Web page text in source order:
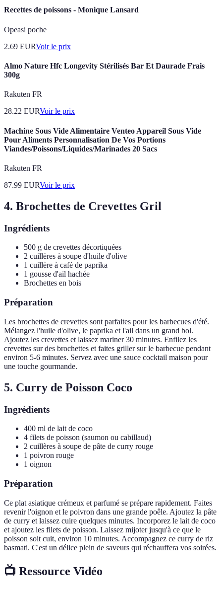
Recettes de poissons - Monique Lansard
Opeasi poche
2.69 EURVoir le prix
Almo Nature Hfc Longevity Stérilisés Bar Et Daurade Frais
300g
Rakuten FR
28.22 EURVoir le prix
Machine Sous Vide Alimentaire Venteo Appareil Sous Vide
Pour Aliments Personnalisation De Vos Portions
Viandes/Poissons/Liquides/Marinades 20 Sacs
Rakuten FR
87.99 EURVoir le prix
4. Brochettes de Crevettes Gril
Ingrédients
500 g de crevettes décortiquées
2 cuillères à soupe d'huile d'olive
1 cuillère à café de paprika
1 gousse d'ail hachée
Brochettes en bois
Préparation
Les brochettes de crevettes sont parfaites pour les barbecues d'été.
Mélangez l'huile d'olive, le paprika et l'ail dans un grand bol.
Ajoutez les crevettes et laissez mariner 30 minutes. Enfilez les
crevettes sur des brochettes et faites griller sur le barbecue pendant
environ 5-6 minutes. Servez avec une sauce cocktail maison pour
une touche gourmande.
5. Curry de Poisson Coco
Ingrédients
400 ml de lait de coco
4 filets de poisson (saumon ou cabillaud)
2 cuillères à soupe de pâte de curry rouge
1 poivron rouge
1 oignon
Préparation
Ce plat asiatique crémeux et parfumé se prépare rapidement. Faites
revenir l'oignon et le poivron dans une grande poêle. Ajoutez la pâte
de curry et laissez cuire quelques minutes. Incorporez le lait de coco
et ajoutez les filets de poisson. Laissez mijoter jusqu'à ce que le
poisson soit cuit, environ 10 minutes. Accompagnez ce curry de riz
basmati. C'est un délice plein de saveurs qui réchauffera vos soirées.
📺 Ressource Vidéo